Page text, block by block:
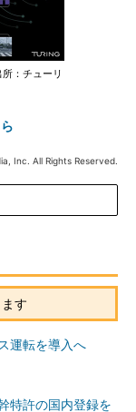
：チューリ
Inc. All Rights Reserved.
す
運転を導入へ
特許の国内登録を